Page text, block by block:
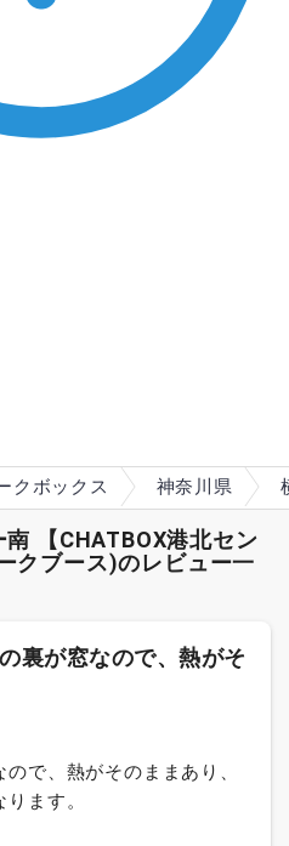
クボックス 神奈川県
【CHATBOX港北セン
クブース)のレビュー一
裏が窓なので、熱がそ
で、熱がそのままあり、
ます。